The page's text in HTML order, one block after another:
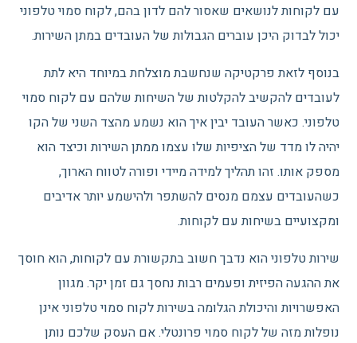
עם לקוחות לנושאים שאסור להם לדון בהם, לקוח סמוי טלפוני
יכול לבדוק היכן עוברים הגבולות של העובדים במתן השירות.
בנוסף לזאת פרקטיקה שנחשבת מוצלחת במיוחד היא לתת
לעובדים להקשיב להקלטות של השיחות שלהם עם לקוח סמוי
טלפוני. כאשר העובד יבין איך הוא נשמע מהצד השני של הקו
יהיה לו מדד של הציפיות שלו עצמו ממתן השירות וכיצד הוא
מספק אותו. זהו תהליך למידה מיידי ופורה לטווח הארוך,
כשהעובדים עצמם מנסים להשתפר ולהישמע יותר אדיבים
ומקצועיים בשיחות עם לקוחות.
שירות טלפוני הוא נדבך חשוב בתקשורת עם לקוחות, הוא חוסך
את ההגעה הפיזית ופעמים רבות נחסך גם זמן יקר. מגוון
האפשרויות והיכולת הגלומה בשירות לקוח סמוי טלפוני אינן
נופלות מזה של לקוח סמוי פרונטלי. אם העסק שלכם נותן